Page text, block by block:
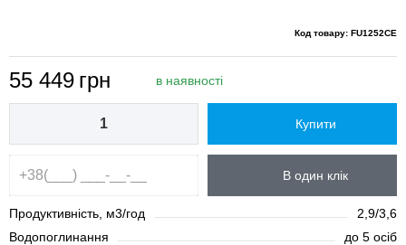
Код товару: FU1252CE
55 449 грн в наявності
Купити
В один клік
Продуктивність, м3/год
2,9/3,6
Водопоглинання
до 5 осіб